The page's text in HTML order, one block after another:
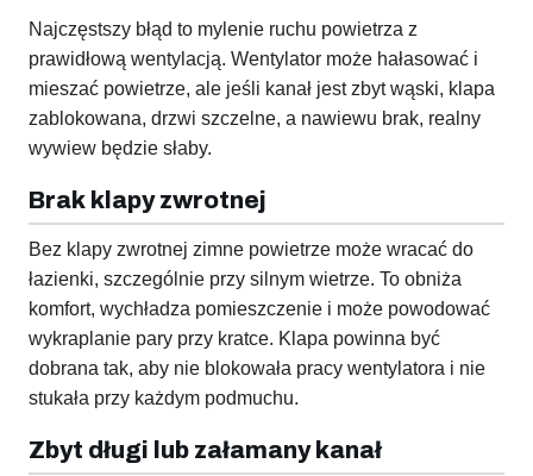
Najczęstszy błąd to mylenie ruchu powietrza z
prawidłową wentylacją. Wentylator może hałasować i
mieszać powietrze, ale jeśli kanał jest zbyt wąski, klapa
zablokowana, drzwi szczelne, a nawiewu brak, realny
wywiew będzie słaby.
Brak klapy zwrotnej
Bez klapy zwrotnej zimne powietrze może wracać do
łazienki, szczególnie przy silnym wietrze. To obniża
komfort, wychładza pomieszczenie i może powodować
wykraplanie pary przy kratce. Klapa powinna być
dobrana tak, aby nie blokowała pracy wentylatora i nie
stukała przy każdym podmuchu.
Zbyt długi lub załamany kanał